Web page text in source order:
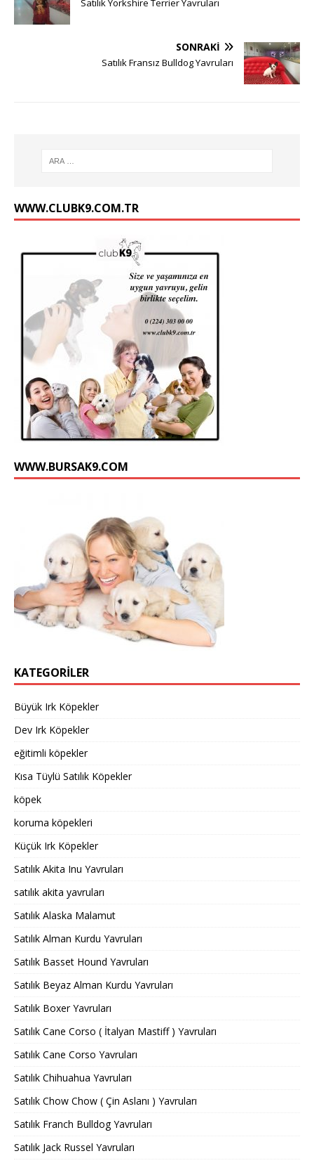
Satılık Yorkshire Terrier Yavruları
SONRAKI
Satılık Fransız Bulldog Yavruları
WWW.CLUBK9.COM.TR
WWW.BURSAK9.COM
KATEGORILER
Büyük Irk Köpekler
Dev Irk Köpekler
eğitimli köpekler
Kısa Tüylü Satılık Köpekler
köpek
koruma köpekleri
Küçük Irk Köpekler
Satılık Akita Inu Yavruları
satılık akita yavruları
Satılık Alaska Malamut
Satılık Alman Kurdu Yavruları
Satılık Basset Hound Yavruları
Satılık Beyaz Alman Kurdu Yavruları
Satılık Boxer Yavruları
Satılık Cane Corso ( İtalyan Mastiff ) Yavruları
Satılık Cane Corso Yavruları
Satılık Chihuahua Yavruları
Satılık Chow Chow ( Çin Aslanı ) Yavruları
Satılık Franch Bulldog Yavruları
Satılık Jack Russel Yavruları